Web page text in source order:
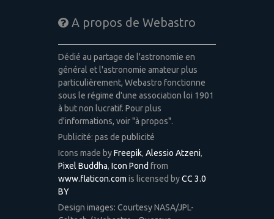
A propos de Webastro
Dédié au partage de l'astronomie en
général et l'astronomie amateur plus
particulièrement, Webastro fonctionne
sous le régime d'une association loi 1901
à but non lucratif. Pour plus
d'informations, voir "à propos".
Publicité: pas de publicité
Icons made byFreepik, Alessio Atzeni,
Pixel Buddha, Icon Pond from
www.flaticon.com is licensed byCC 3.0
BY
Design images: Courtesy NASA/JPL-